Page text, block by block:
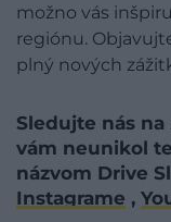
možno vás
regiónu.
plný nových
Sledujte nás
vám neunikol
názvom Drive
Instagrame ,